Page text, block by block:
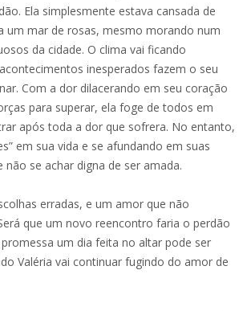
Ela simplesmente estava cansada de
um mar de rosas, mesmo morando num
da cidade. O clima vai ficando
inesperados fazem o seu
Com a dor dilacerando em seu coração
para superar, ela foge de todos em
após toda a dor que sofrera. No entanto,
em sua vida e se afundando em suas
se achar digna de ser amada.
erradas, e um amor que não
que um novo reencontro faria o perdão
promessa um dia feita no altar pode ser
Valéria vai continuar fugindo do amor de